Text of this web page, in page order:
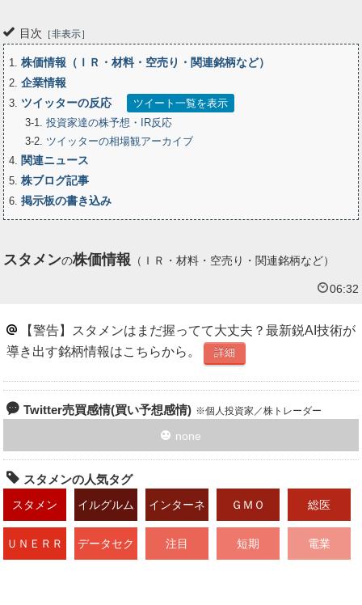
目次 非表示
1 株価情報（ＩＲ・材料・空売り・関連銘柄など）
2 企業情報
3 ツイッターの反応
ツイート一覧を表示
3-1 投資家達の株予想・IR反応
3-2 ツイッターの相場観アーカイブ
4
関連ニュース
5 株ブログ記事
6 掲示板の書き込み
スタメンの株価情報 （ＩＲ・材料・空売り・関連銘柄など）
06:32
【警告】スタメンはまだ握ってて大丈夫？最新鋭AI技術が
導き出す銘柄情報はこちらから。
詳細
Twitter売買感情(買い予想感情) 個人投資家／株トレーダー
none
スタメンの人気タグ
スタメン イルグルム インターネ
ット
ＧＭＯ 総医
ＵＮＥＲＲ データセク 注目 短期 電業